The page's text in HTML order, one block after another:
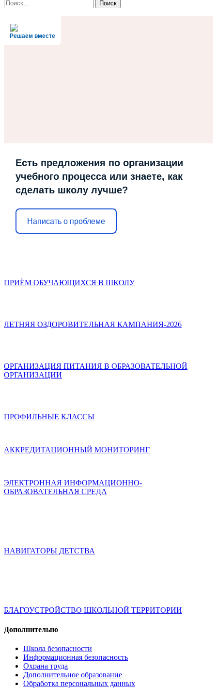
Найти:
Решаем вместе
Есть предложения по организации
учебного процесса или знаете, как
сделать школу лучше?
Написать о проблеме
ПРИЁМ ОБУЧАЮЩИХСЯ В ШКОЛУ
ЛЕТНЯЯ ОЗДОРОВИТЕЛЬНАЯ КАМПАНИЯ-2026
ОРГАНИЗАЦИЯ ПИТАНИЯ В ОБРАЗОВАТЕЛЬНОЙ
ОРГАНИЗАЦИИ
ПРОФИЛЬНЫЕ КЛАССЫ
АККРЕДИТАЦИОННЫЙ МОНИТОРИНГ
ЭЛЕКТРОННАЯ ИНФОРМАЦИОННО-
ОБРАЗОВАТЕЛЬНАЯ СРЕДА
НАВИГАТОРЫ ДЕТСТВА
БЛАГОУСТРОЙСТВО ШКОЛЬНОЙ ТЕРРИТОРИИ
Дополнительно
Школа безопасности
Информационная безопасность
Охрана труда
Дополнительное образование
Обработка персональных данных